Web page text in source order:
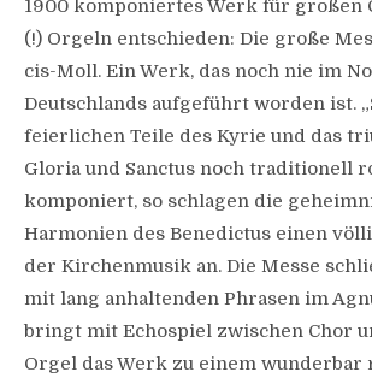
1900 komponiertes Werk für großen
(!) Orgeln entschieden: Die große
cis-Moll. Ein Werk, das noch nie im
Deutschlands aufgeführt worden ist.
feierlichen Teile des Kyrie und das
Gloria und Sanctus noch traditionell
komponiert, so schlagen die
Harmonien des Benedictus einen
der Kirchenmusik an. Die Messe
mit lang anhaltenden Phrasen im
bringt mit Echospiel zwischen Chor
Orgel das Werk zu einem wunderbar